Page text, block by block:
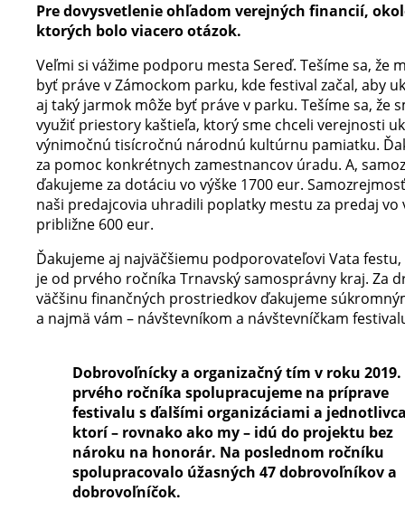
Pre dovysvetlenie ohľadom verejných financií,
ktorých bolo viacero otázok.
Veľmi si vážime podporu mesta Sereď. Tešíme sa, že
byť práve v Zámockom parku, kde festival začal, aby
aj taký jarmok môže byť práve v parku. Tešíme sa, že
využiť priestory kaštieľa, ktorý sme chceli verejnosti
výnimočnú tisícročnú národnú kultúrnu pamiatku.
za pomoc konkrétnych zamestnancov úradu. A,
ďakujeme za dotáciu vo výške 1700 eur.
naši predajcovia uhradili poplatky mestu za predaj vo
približne 600 eur.
Ďakujeme aj najväčšiemu podporovateľovi Vata
je od prvého ročníka Trnavský samosprávny kraj. Za
väčšinu finančných prostriedkov ďakujeme
a najmä vám – návštevníkom a návštevníčkam
Dobrovoľnícky a organizačný tím v roku 2019.
prvého ročníka spolupracujeme na príprave
festivalu s ďalšími organizáciami a
ktorí – rovnako ako my – idú do projektu bez
nároku na honorár. Na poslednom ročníku
spolupracovalo úžasných 47 dobrovoľníkov a
dobrovoľníčok.